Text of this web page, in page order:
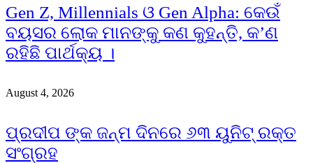
Gen Z, Millennials ଓ Gen Alpha: କେଉଁ
ବୟସର ଲୋକ ମାନଙ୍କୁ କଣ କୁହନ୍ତି, କ’ଣ
ରହିଛି ପାର୍ଥକ୍ୟ ।
August 4, 2026
ପ୍ରଦୀପ ଙ୍କ ଜନ୍ମ ଦିନରେ ୬୩ ୟୁନିଟ୍ ରକ୍ତ
ସଂଗ୍ରହ